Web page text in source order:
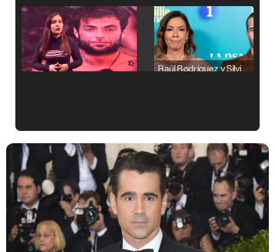
Raúl Rodríguez y Silvia Taulés nos cuentan su papel en 'La familia de la tele'